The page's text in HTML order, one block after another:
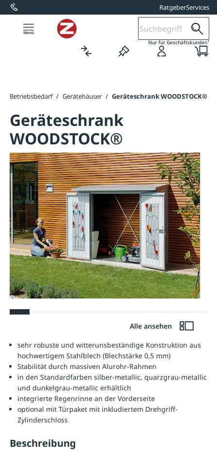
springen RatgeberServices
Nur für Geschäftskunden1
& Betriebsbedarf / Gerätehäuser / Geräteschrank WOODSTOCK®
Geräteschrank
WOODSTOCK®
Alle ansehen
sehr robuste und witterunsbeständige Konstruktion aus
hochwertigem Stahlblech (Blechstärke 0,5 mm)
Stabilität durch massiven Alurohr-Rahmen
in den Standardfarben silber-metallic, quarzgrau-metallic
und dunkelgrau-metallic erhältlich
integrierte Regenrinne an der Vorderseite
optional mit Türpaket mit inkludiertem Drehgriff-
Zylinderschloss
Beschreibung